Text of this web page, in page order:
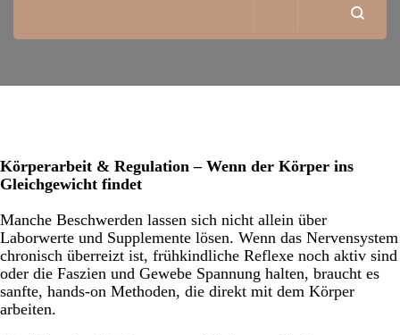
Körperarbeit & Regulation – Wenn der Körper ins
Gleichgewicht findet
Manche Beschwerden lassen sich nicht allein über
Laborwerte und Supplemente lösen. Wenn das Nervensystem
chronisch überreizt ist, frühkindliche Reflexe noch aktiv sind
oder die Faszien und Gewebe Spannung halten, braucht es
sanfte, hands-on Methoden, die direkt mit dem Körper
arbeiten.